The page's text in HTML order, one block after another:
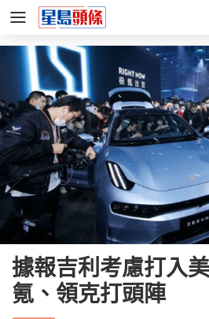
據報吉利考慮打入
氪、領克打頭陣